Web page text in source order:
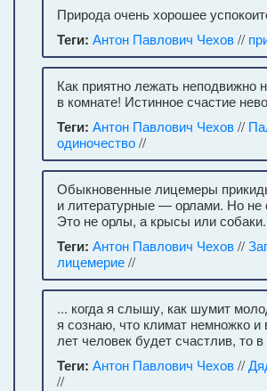
Природа очень хорошее
Теги: Антон Павлович Чехов//
Как приятно лежать неподвижно
в комнате! Истинное счастие
Теги: Антон Павлович Чехов//
одиночество//
Обыкновенные лицемеры
и литературные — орлами. Но
Это не орлы, а крысы или собаки.
Теги: Антон Павлович Чехов//
лицемерие//
... когда я слышу, как шумит
я сознаю, что климат немножко
лет человек будет счастлив, то
Теги: Антон Павлович Чехов//
//